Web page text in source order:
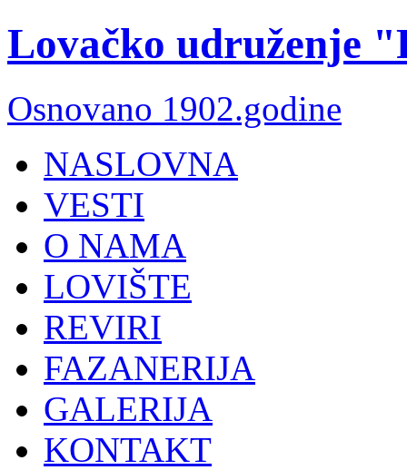
Lovačko udruženje
Osnovano 1902.godine
NASLOVNA
VESTI
O NAMA
LOVIŠTE
REVIRI
FAZANERIJA
GALERIJA
KONTAKT